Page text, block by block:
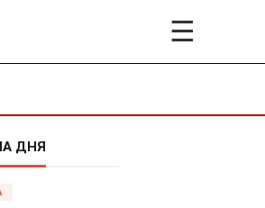
☰
ДНЯ